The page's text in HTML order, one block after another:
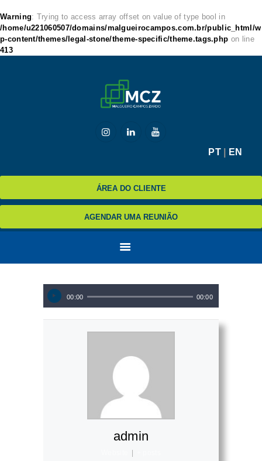
Warning: Trying to access array offset on value of type bool in
/home/u221060507/domains/malgueirocampos.com.br/public_html/w
p-content/themes/legal-stone/theme-specific/theme.tags.php on line
413
PT| EN
ÁREA DO CLIENTE
AGENDAR UMA REUNIÃO
EXPERTISE
NA MÍDIA
Tocador
de
00:00 00:00
admin